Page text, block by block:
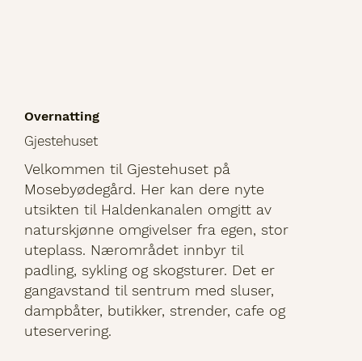
Overnatting
Gjestehuset
Velkommen til Gjestehuset på
Mosebyødegård. Her kan dere nyte
utsikten til Haldenkanalen omgitt av
naturskjønne omgivelser fra egen, stor
uteplass. Nærområdet innbyr til
padling, sykling og skogsturer. Det er
gangavstand til sentrum med sluser,
dampbåter, butikker, strender, cafe og
uteservering.